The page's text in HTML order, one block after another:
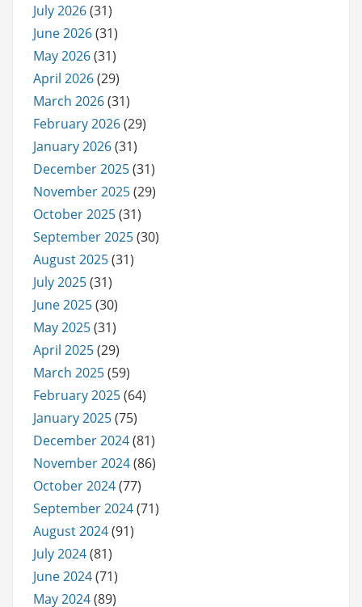
July 2026(31)
June 2026(31)
May 2026(31)
April 2026(29)
March 2026(31)
February 2026(29)
January 2026(31)
December 2025(31)
November 2025(29)
October 2025(31)
September 2025(30)
August 2025(31)
July 2025(31)
June 2025(30)
May 2025(31)
April 2025(29)
March 2025(59)
February 2025(64)
January 2025(75)
December 2024(81)
November 2024(86)
October 2024(77)
September 2024(71)
August 2024(91)
July 2024(81)
June 2024(71)
May 2024(89)